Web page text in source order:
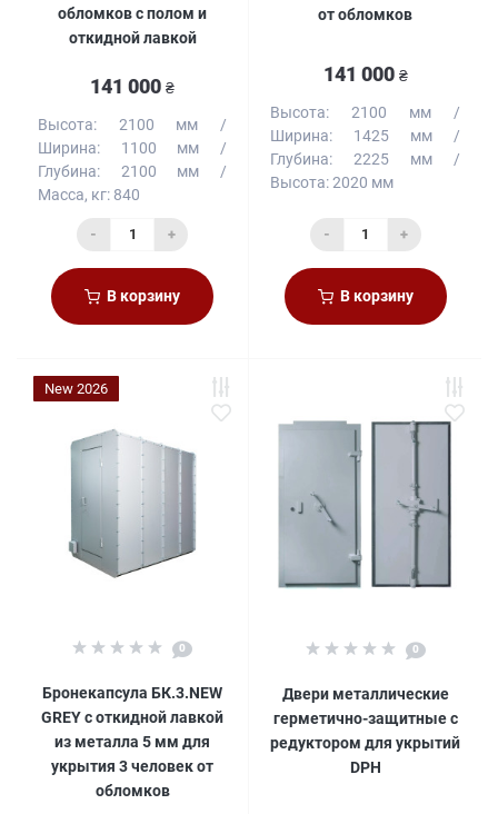
обломков с полом и
откидной лавкой
141 000 ₴
Высота:
2100 мм
Ширина:
1100 мм
Глубина:
2100 мм
Масса, кг: 840
- +
В корзину
от обломков
141 000 ₴
Высота:
2100 мм
Ширина:
1425 мм
Глубина:
2225 мм
Высота:2020 мм
- +
В корзину
New 2026
0
Бронекапсула БК.3.NEW
GREY с откидной лавкой
из металла 5 мм для
укрытия 3 человек от
обломков
0
Двери металлические
герметично-защитные с
редуктором для укрытий
DPH